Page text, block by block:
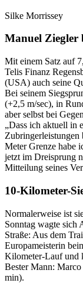
Silke Morrissey
Manuel Ziegler
Mit einem Satz auf
Telis Finanz
(USA) auch seine
Bei seinem
(+2,5 m/sec), in
aber selbst bei
„Dass ich aktuell in
Zubringerleistungen
Meter Grenze habe
jetzt im Dreisprung
Mitteilung seines
10-Kilometer-
Normalerweise ist
Sonntag wagte sich
Straße: Aus dem
Europameisterin
Kilometer-Lauf und
Bester Mann:
min).